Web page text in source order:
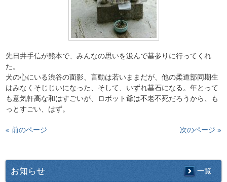
先日井手信が熊本で、みんなの思いを汲んで墓参りに行ってくれ
た。
犬の心にいる渋谷の面影、言動は若いままだが、他の柔道部同期生
はみなくそじじいになった、そして、いずれ墓石になる。年とって
も意気軒高な和はすごいが、ロボット爺は不老不死だろうから、も
っとすごい、はず。
« 前のページ 次のページ »
お知らせ 一覧